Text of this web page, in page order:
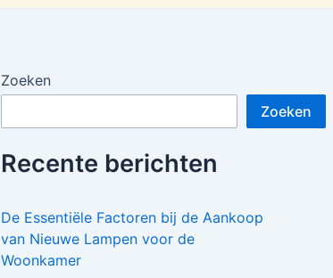
Zoeken
Zoeken
Recente berichten
De Essentiële Factoren bij de Aankoop
van Nieuwe Lampen voor de
Woonkamer